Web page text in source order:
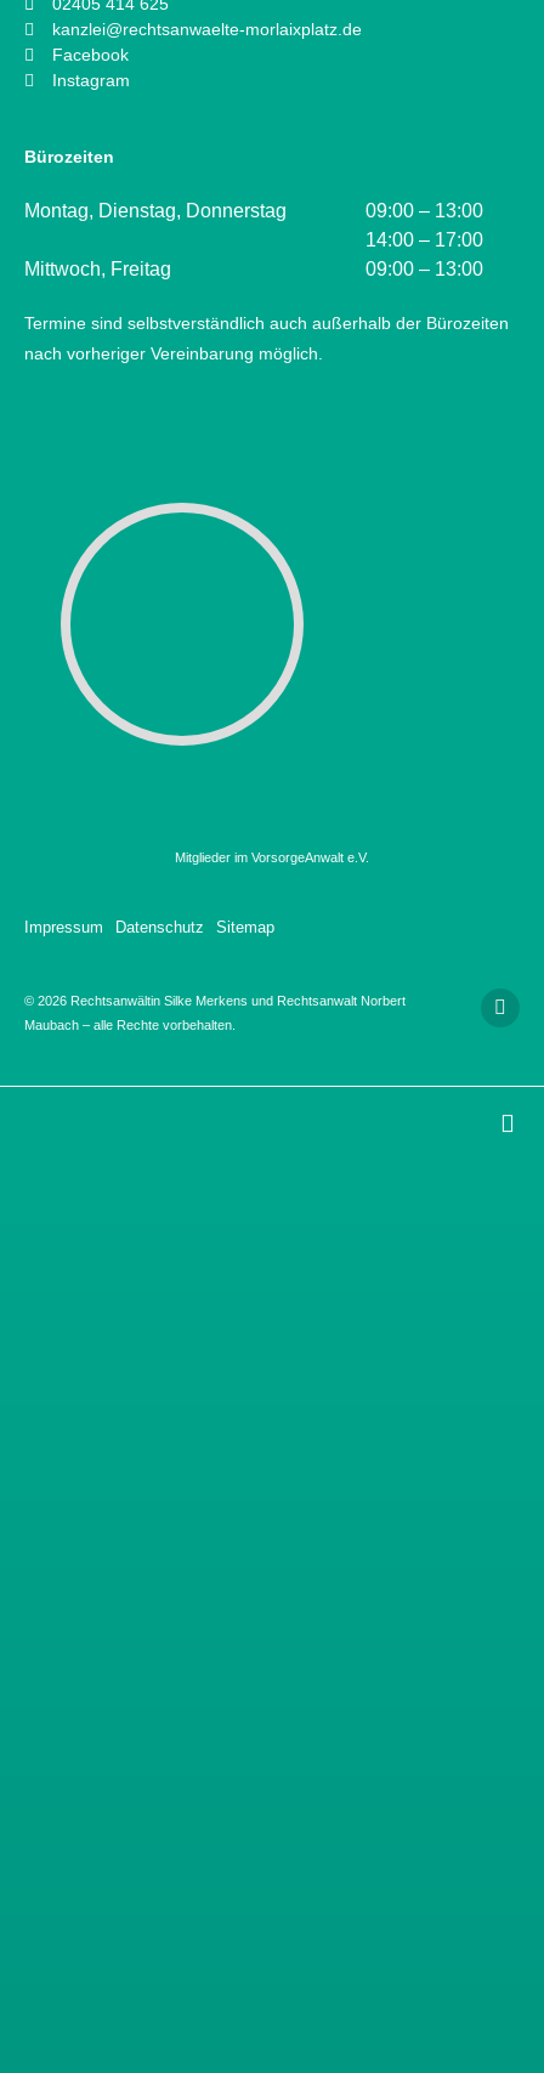
kanzlei@rechtsanwaelte-morlaixplatz.de
Facebook
Instagram
Bürozeiten
Montag, Dienstag, Donnerstag
09:00 – 13:00
14:00 – 17:00
Mittwoch, Freitag
09:00 – 13:00
Termine sind selbstverständlich auch außerhalb der Bürozeiten
nach vorheriger Vereinbarung möglich.
Mitglieder im VorsorgeAnwalt e.V.
Impressum Datenschutz Sitemap
© 2026 Rechtsanwältin Silke Merkens und Rechtsanwalt Norbert
Maubach – alle Rechte vorbehalten.